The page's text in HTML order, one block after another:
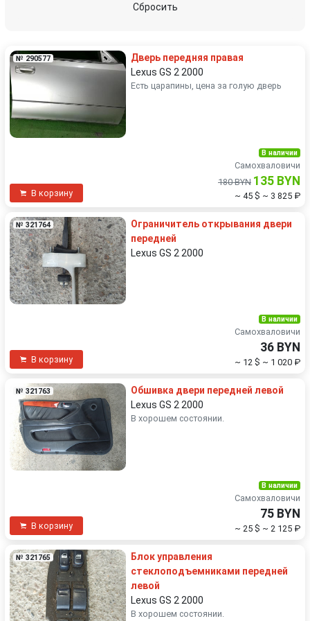
Сбросить
№ 290577
Дверь передняя правая
Lexus GS 2 2000
Есть царапины, цена за голую дверь
В корзину
В наличии
Самохваловичи
180 BYN 135 BYN
~ 45 $ ~ 3 825 ₽
№ 321764
Ограничитель открывания двери
передней
Lexus GS 2 2000
В корзину
В наличии
Самохваловичи
36 BYN
~ 12 $ ~ 1 020 ₽
№ 321763
Обшивка двери передней левой
Lexus GS 2 2000
В хорошем состоянии.
В корзину
В наличии
Самохваловичи
75 BYN
~ 25 $ ~ 2 125 ₽
№ 321765
Блок управления
стеклоподъемниками передней
левой
Lexus GS 2 2000
В хорошем состоянии.